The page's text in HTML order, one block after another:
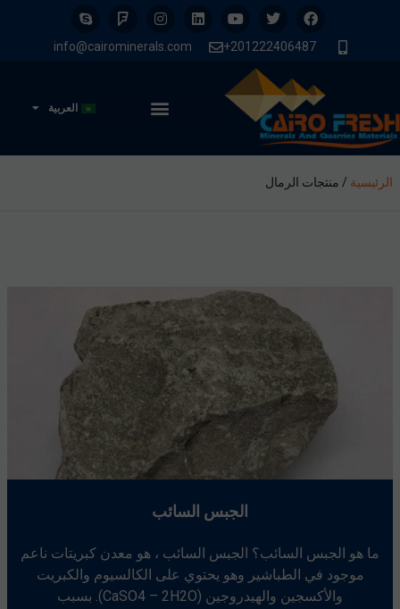
201222406487+
info@cairominerals.com
العربية
الرئيسية / منتجات الرمال
الجبس السائب
ما هو الجبس السائب؟ الجبس السائب ، هو معدن كبريتات ناعم
موجود في الطباشير وهو يحتوي على الكالسيوم والكبريت
والأكسجين والهيدروجين (CaSO4 – 2H2O). بسبب